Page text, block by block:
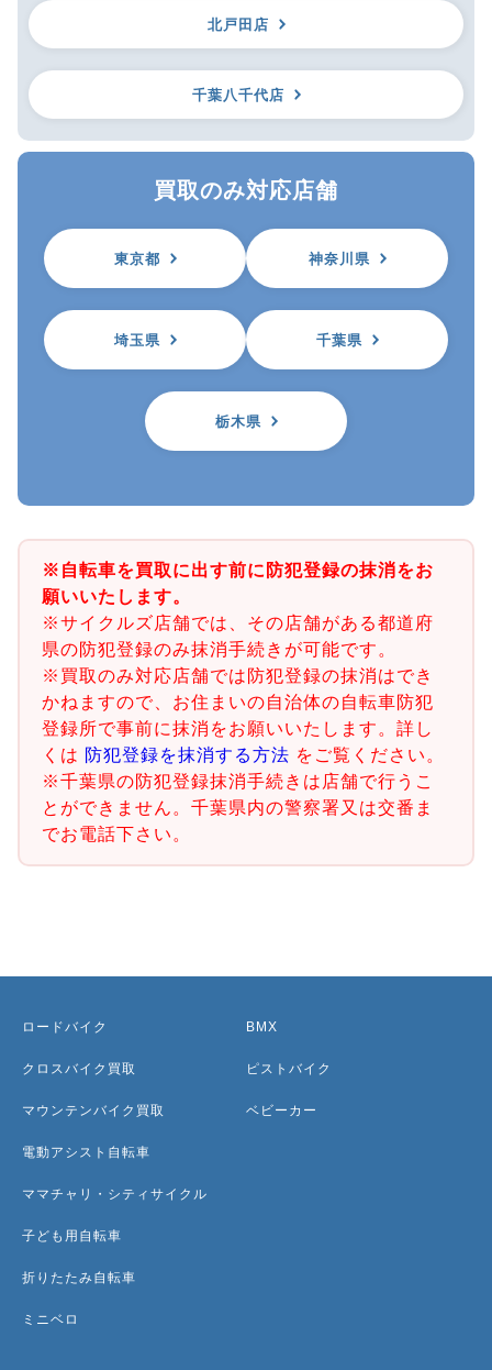
北戸田店
千葉八千代店
買取のみ対応店舗
東京都 神奈川県
埼玉県 千葉県
栃木県
※自転車を買取に出す前に防犯登録の抹消をお
願いいたします。
※サイクルズ店舗では、その店舗がある都道府
県の防犯登録のみ抹消手続きが可能です。
※買取のみ対応店舗では防犯登録の抹消はでき
かねますので、お住まいの自治体の自転車防犯
登録所で事前に抹消をお願いいたします。詳し
くは 防犯登録を抹消する方法 をご覧ください。
※千葉県の防犯登録抹消手続きは店舗で行うこ
とができません。千葉県内の警察署又は交番ま
でお電話下さい。
ロードバイク
クロスバイク買取
マウンテンバイク買取
電動アシスト自転車
ママチャリ・シティサイクル
子ども用自転車
折りたたみ自転車
ミニベロ
BMX
ピストバイク
ベビーカー